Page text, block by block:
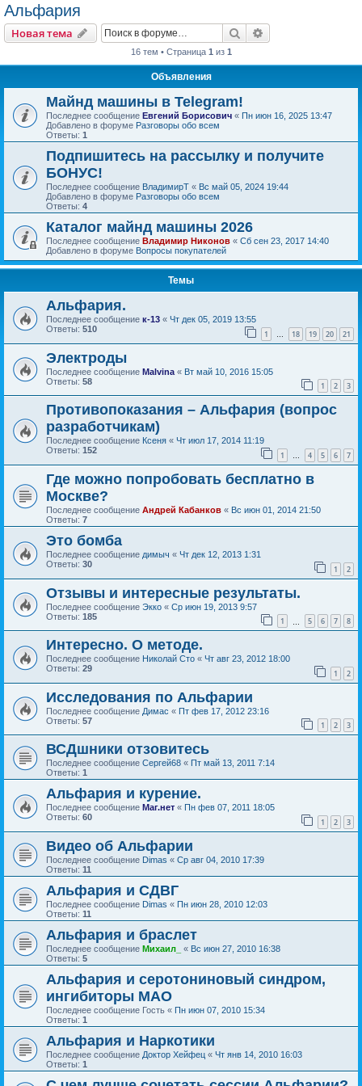
Альфария
Новая тема Поиск
16 тем • Страница 1 из 1
Объявления
Майнд машины в Telegram!
Последнее сообщение Евгений Борисович « Пн июн 16, 2025 13:47
Добавлено в форуме Разговоры обо всем
Ответы: 1
Подпишитесь на рассылку и получите
БОНУС!
Последнее сообщение ВладимирТ « Вс май 05, 2024 19:44
Добавлено в форуме Разговоры обо всем
Ответы: 4
Каталог майнд машины 2026
Последнее сообщение Владимир Никонов « Сб сен 23, 2017 14:40
Добавлено в форуме Вопросы покупателей
Темы
Альфария.
Последнее сообщение к-13 « Чт дек 05, 2019 13:55
Ответы: 510 1 … 18 19 20 21
Электроды
Последнее сообщение Malvina « Вт май 10, 2016 15:05
Ответы: 58 1 2 3
Противопоказания – Альфария (вопрос
разработчикам)
Последнее сообщение Ксеня « Чт июл 17, 2014 11:19
Ответы: 152 1 … 4 5 6 7
Где можно попробовать бесплатно в
Москве?
Последнее сообщение Андрей Кабанков « Вс июн 01, 2014 21:50
Ответы: 7
Это бомба
Последнее сообщение димыч « Чт дек 12, 2013 1:31
Ответы: 30 1 2
Отзывы и интересные результаты.
Последнее сообщение Экко « Ср июн 19, 2013 9:57
Ответы: 185 1 5 6 7 8
Интересно. О методе.
Последнее сообщение Николай Сто « Чт авг 23, 2012 18:00
Ответы: 29 1 2
Исследования по Альфарии
Последнее сообщение Димас « Пт фев 17, 2012 23:16
Ответы: 57 1 2 3
ВСДшники отзовитесь
Последнее сообщение Сергей68 « Пт май 13, 2011 7:14
Ответы: 1
Альфария и курение.
Последнее сообщение Маг.нет « Пн фев 07, 2011 18:05
Ответы: 60 1 2 3
Видео об Альфарии
Последнее сообщение Dimas « Ср авг 04, 2010 17:39
Ответы: 11
Альфария и СДВГ
Последнее сообщение Dimas « Пн июн 28, 2010 12:03
Ответы: 11
Альфария и браслет
Последнее сообщение Михаил_ « Вс июн 27, 2010 16:38
Ответы: 5
Альфария и серотониновый синдром,
ингибиторы МАО
Последнее сообщение Гость « Пн июн 07, 2010 15:34
Ответы: 1
Альфария и Наркотики
Последнее сообщение Доктор Хейфец « Чт янв 14, 2010 16:03
Ответы: 1